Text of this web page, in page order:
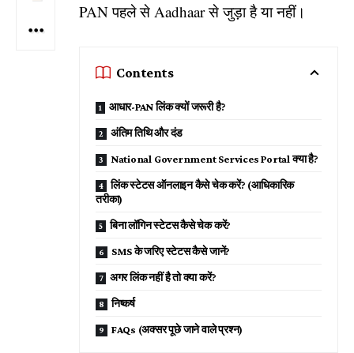
PAN पहले से Aadhaar से जुड़ा है या नहीं।
Contents
आधार-PAN लिंक क्यों जरूरी है?
अंतिम तिथि और दंड
National Government Services Portal क्या है?
लिंक स्टेटस ऑनलाइन कैसे चेक करें? (आधिकारिक
तरीका)
बिना लॉगिन स्टेटस कैसे चेक करें?
SMS के जरिए स्टेटस कैसे जानें?
अगर लिंक नहीं है तो क्या करें?
निष्कर्ष
FAQs (अक्सर पूछे जाने वाले प्रश्न)